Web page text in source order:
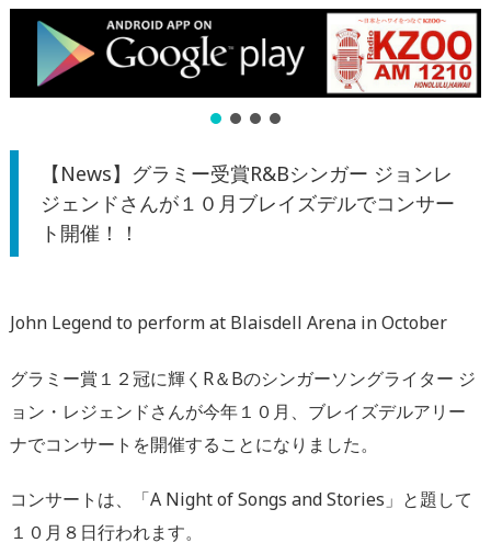
【News】グラミー受賞R&Bシンガー ジョンレ
ジェンドさんが１０月ブレイズデルでコンサー
ト開催！！
John Legend to perform at Blaisdell Arena in October
グラミー賞１２冠に輝くR＆Bのシンガーソングライター ジ
ョン・レジェンドさんが今年１０月、ブレイズデルアリー
ナでコンサートを開催することになりました。
コンサートは、「A Night of Songs and Stories」と題して
１０月８日行われます。